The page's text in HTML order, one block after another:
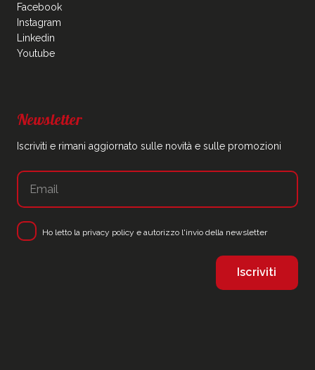
Facebook
Instagram
Linkedin
Youtube
Newsletter
Iscriviti e rimani aggiornato sulle novità e sulle promozioni
Ho letto la privacy policy e autorizzo l'invio della newsletter